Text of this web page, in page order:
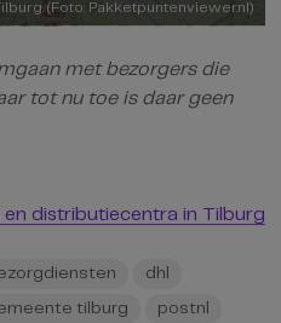
(Foto: Pakketpuntenviewer.nl)
met bezorgers die
tot nu toe is daar geen
distributiecentra in Tilburg
dhl
tilburg postnl